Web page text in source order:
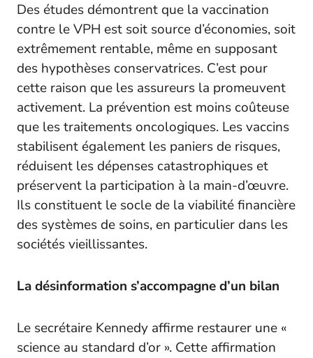
Des études démontrent que la vaccination
contre le VPH est soit source d’économies, soit
extrêmement rentable, même en supposant
des hypothèses conservatrices. C’est pour
cette raison que les assureurs la promeuvent
activement. La prévention est moins coûteuse
que les traitements oncologiques. Les vaccins
stabilisent également les paniers de risques,
réduisent les dépenses catastrophiques et
préservent la participation à la main-d’œuvre.
Ils constituent le socle de la viabilité financière
des systèmes de soins, en particulier dans les
sociétés vieillissantes.
La désinformation s’accompagne d’un bilan
Le secrétaire Kennedy affirme restaurer une «
science au standard d’or ». Cette affirmation